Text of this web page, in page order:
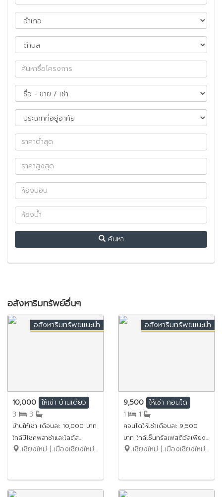
ค้นหา
อสังหาริมทรัพย์อื่นๆ
อสังหาริมทรัพย์แนะนำ
10,000 ให้เช่า บ้านเดี่ยว
3
3
บ้านให้เช่า เดือนละ 10,000 บาท
ใกล้มีโชคพลาซ่าและโลตัส
รวมโชค No.5H238
เชียงใหม่ | เมืองเชียงใหม่ | ฟ้าฮ่าม
อสังหาริมทรัพย์แนะนำ
9,500 ให้เช่า คอนโด
1
1
คอนโดให้เช่าเดือนละ 9,500
บาท ใกล้เซ็นทรัลเฟสติวัลเพียง
5 นาที No.1C481
เชียงใหม่ | เมืองเชียงใหม่ | วัดเกต